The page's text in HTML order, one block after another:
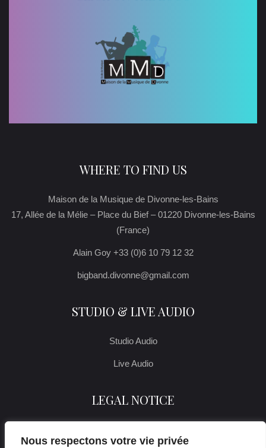
Nous respectons votre vie privée
WHERE TO FIND US
Maison de la Musique de Divonne-les-Bains
17, Allée de la Mélie – Place du Bief – 01220 Divonne-les-Bains
(France)
Alain Goy +33 (0)6 10 79 12 32
bigband.divonne@gmail.com
STUDIO & LIVE AUDIO
Studio Audio
Live Audio
LEGAL NOTICE